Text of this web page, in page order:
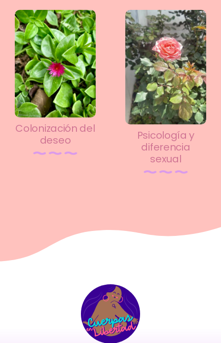
Colonización del
deseo
Psicología y
diferencia
sexual